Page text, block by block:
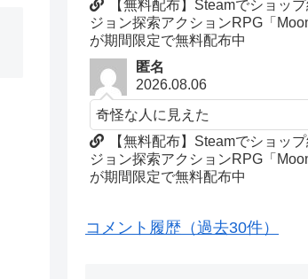
【無料配布】Steamでショッ
ジョン探索アクションRPG「
が期間限定で無料配布中
匿名
2026.08.06
奇怪な人に見えた
【無料配布】Steamでショッ
ジョン探索アクションRPG「
が期間限定で無料配布中
コメント履歴（過去30件）